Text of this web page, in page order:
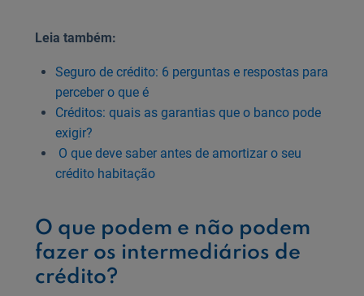
Leia também:
Seguro de crédito: 6 perguntas e respostas para
perceber o que é
Créditos: quais as garantias que o banco pode
exigir?
O que deve saber antes de amortizar o seu
crédito habitação
O que podem e não podem
fazer os intermediários de
crédito?